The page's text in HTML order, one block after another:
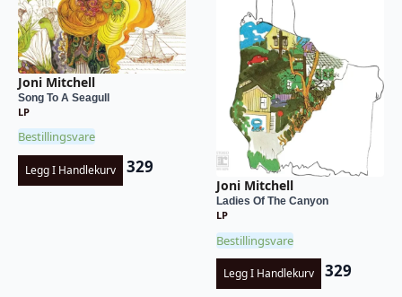
Joni Mitchell
Song To A Seagull
LP
Bestillingsvare
Legg I Handlekurv 329
Joni Mitchell
Ladies Of The Canyon
LP
Bestillingsvare
Legg I Handlekurv 329